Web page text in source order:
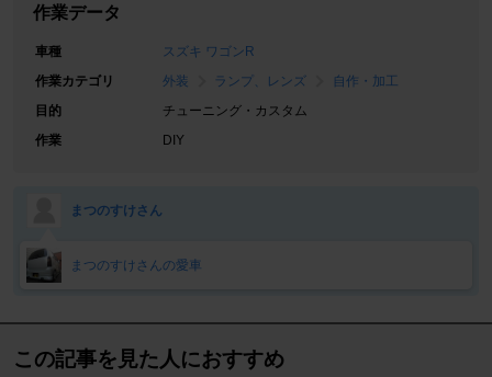
作業データ
車種
スズキ ワゴンR
作業カテゴリ
外装 ランプ、レンズ
自作・加工
目的
チューニング・カスタム
作業
DIY
まつのすけさん
まつのすけさんの愛車
この記事を見た人におすすめ